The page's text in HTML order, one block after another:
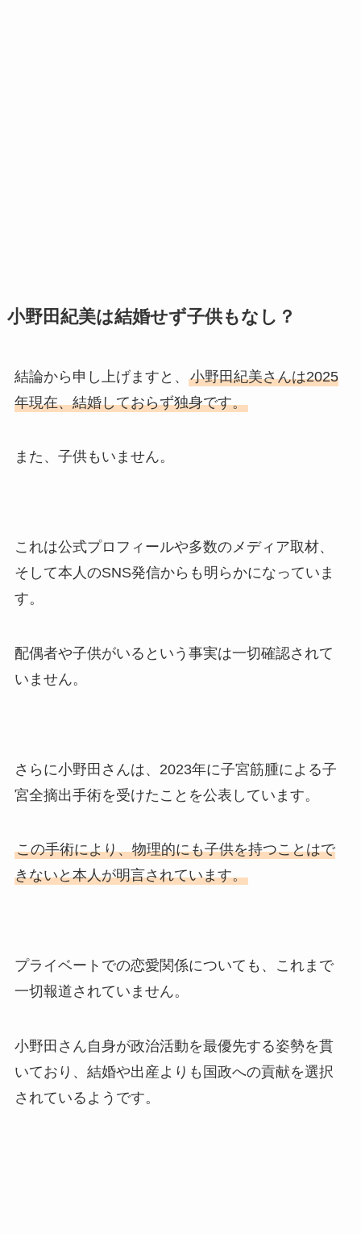
小野田紀美は結婚せず子供もなし？
結論から申し上げますと、 小野田紀美さんは2025
年現在、結婚しておらず独身です。
また、子供もいません。
これは公式プロフィールや多数のメディア取材、
そして本人のSNS発信からも明らかになっていま
す。
配偶者や子供がいるという事実は一切確認されて
いません。
さらに小野田さんは、2023年に子宮筋腫による子
宮全摘出手術を受けたことを公表しています。
この手術により、物理的にも子供を持つことはで
きないと本人が明言されています。
プライベートでの恋愛関係についても、これまで
一切報道されていません。
小野田さん自身が政治活動を最優先する姿勢を貫
いており、結婚や出産よりも国政への貢献を選択
されているようです。